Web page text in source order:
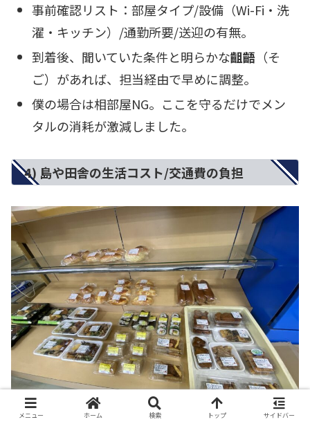
事前確認リスト：部屋タイプ/設備（Wi-Fi・洗
濯・キッチン）/通勤所要/送迎の有無。
到着後、聞いていた条件と明らかな齟齬 （そ
ご）があれば、担当経由で早めに調整。
僕の場合は相部屋NG。ここを守るだけでメン
タルの消耗が激減しました。
4) 島や田舎の生活コスト/交通費の負担
メニュー ホーム 検索 トップ サイドバー